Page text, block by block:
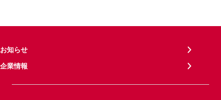
お知らせ
企業情報